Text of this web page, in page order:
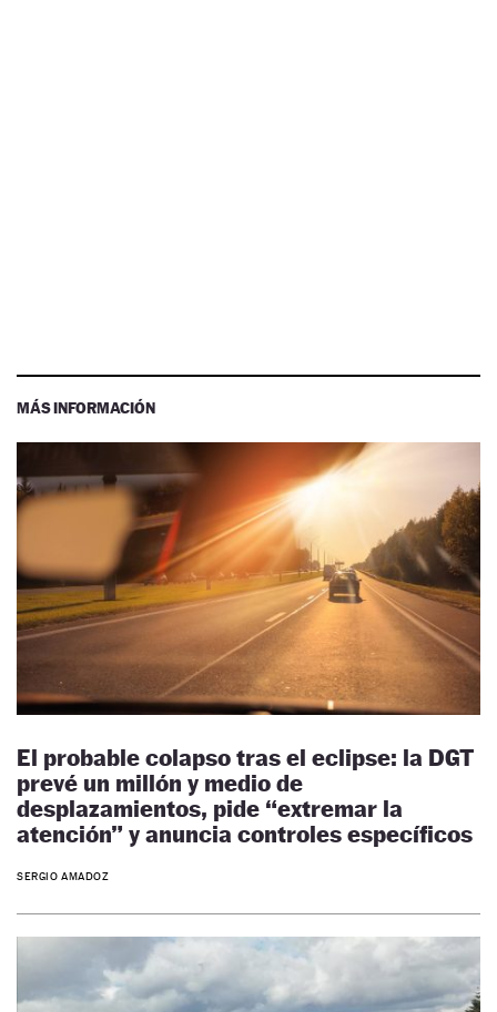
MÁS INFORMACIÓN
El probable colapso tras el eclipse: la DGT
prevé un millón y medio de
desplazamientos, pide “extremar la
atención” y anuncia controles específicos
SERGIO AMADOZ